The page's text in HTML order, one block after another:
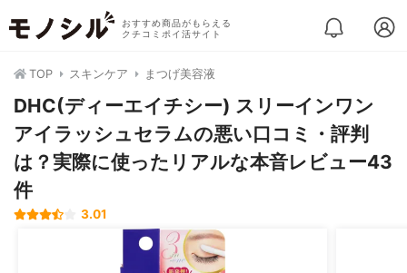
おすすめ商品がもらえる
クチコミポイ活サイト
TOP スキンケア まつげ美容液
DHC(ディーエイチシー) スリーインワン
アイラッシュセラムの悪い口コミ・評判
は？実際に使ったリアルな本音レビュー43
件
3.01